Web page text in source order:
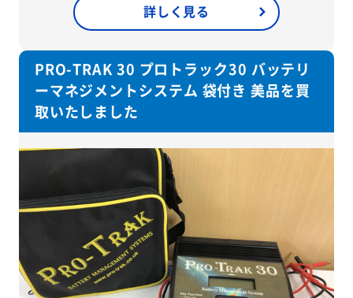
詳しく見る
PRO-TRAK 30 プロトラック30 バッテリ
ーマネジメントシステム 袋付き 美品を買
取いたしました